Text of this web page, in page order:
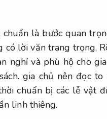
là bước quan
có lời văn trang trọng,
nghỉ và phù hộ cho
gia chủ nên đọc to
chuẩn bị các lễ vật
linh thiêng.